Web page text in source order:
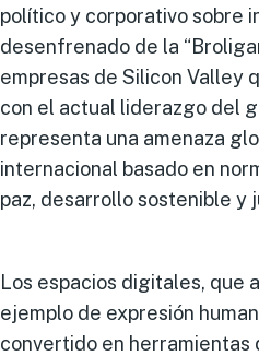
político y corporativo sobre
desenfrenado de la
empresas de Silicon Valley
con el actual liderazgo del
representa una amenaza
internacional basado en
paz, desarrollo sostenible y
Los espacios digitales, que
ejemplo de expresión
convertido en herramientas